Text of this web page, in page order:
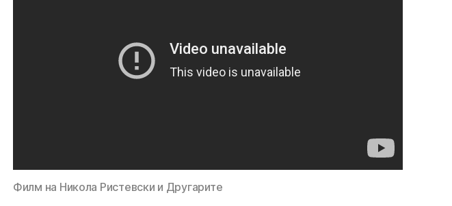
Филм на Никола Ристевски и Другарите